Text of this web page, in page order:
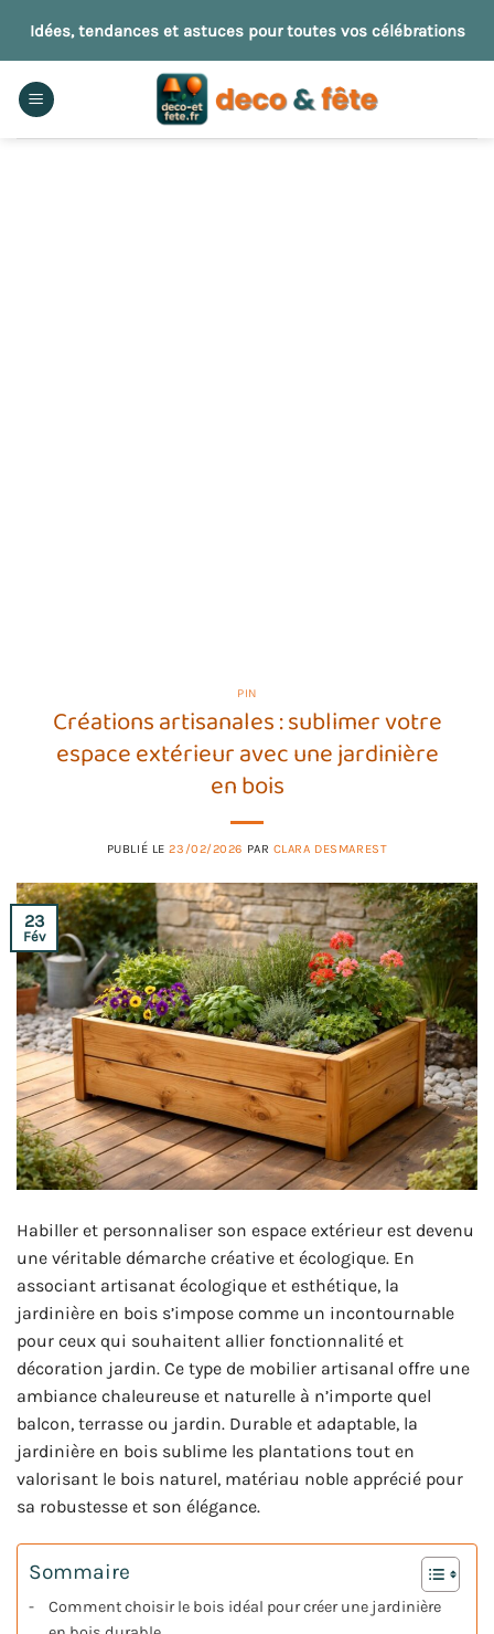
contenu
Idées, tendances et astuces pour toutes vos célébrations
PIN
Créations artisanales : sublimer votre
espace extérieur avec une jardinière
en bois
PUBLIÉ LE23/02/2026 PAR CLARA DESMAREST
23
Fév
Habiller et personnaliser son espace extérieur est devenu
une véritable démarche créative et écologique. En
associant artisanat écologique et esthétique, la
jardinière en bois s’impose comme un incontournable
pour ceux qui souhaitent allier fonctionnalité et
décoration jardin. Ce type de mobilier artisanal offre une
ambiance chaleureuse et naturelle à n’importe quel
balcon, terrasse ou jardin. Durable et adaptable, la
jardinière en bois sublime les plantations tout en
valorisant le bois naturel, matériau noble apprécié pour
sa robustesse et son élégance.
Sommaire
Comment choisir le bois idéal pour créer une jardinière